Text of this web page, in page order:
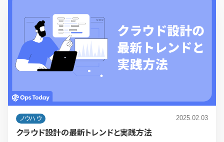
ノウハウ 2025.02.03
クラウド設計の最新トレンドと実践方法